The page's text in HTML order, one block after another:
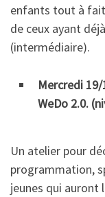
enfants tout à
de ceux ayant
(intermédiaire).
Mercredi
WeDo 2.0.
Un atelier pour
programmation,
jeunes qui auront